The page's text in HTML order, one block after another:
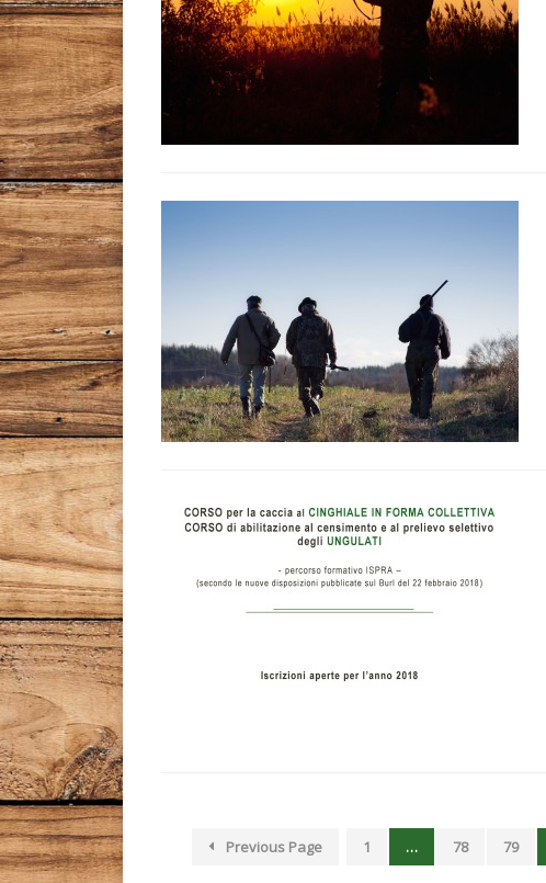
Leggi tutto l'articolo
Leggi tutto l'articolo
Leggi tutto l'articolo
Previous Page 1 … 78 79